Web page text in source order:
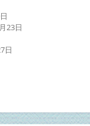
23日
日